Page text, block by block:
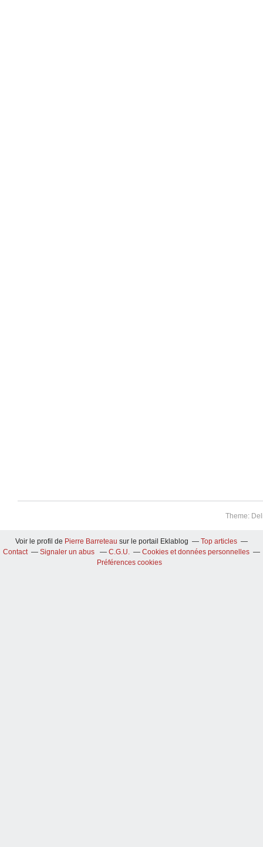
Theme:
Voir le profil de Pierre Barreteau sur le portail Eklablog
Top articles
Contact
Signaler un abus C.G.U.
Cookies et données personnelles
Préférences cookies